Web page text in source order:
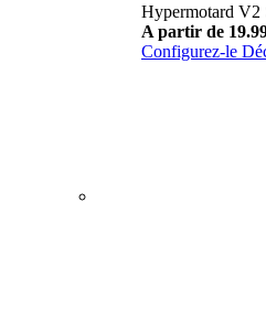
Hypermotard V2
A partir de
Configurez-le